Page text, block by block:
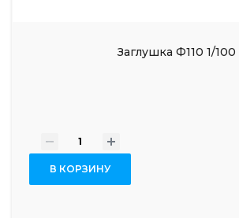
Заглушка Ф110 1/100
- +
В КОРЗИНУ